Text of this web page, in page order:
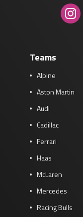
Teams
Alpine
Aston Martin
Audi
Cadillac
Ferrari
Haas
McLaren
Mercedes
Racing Bulls